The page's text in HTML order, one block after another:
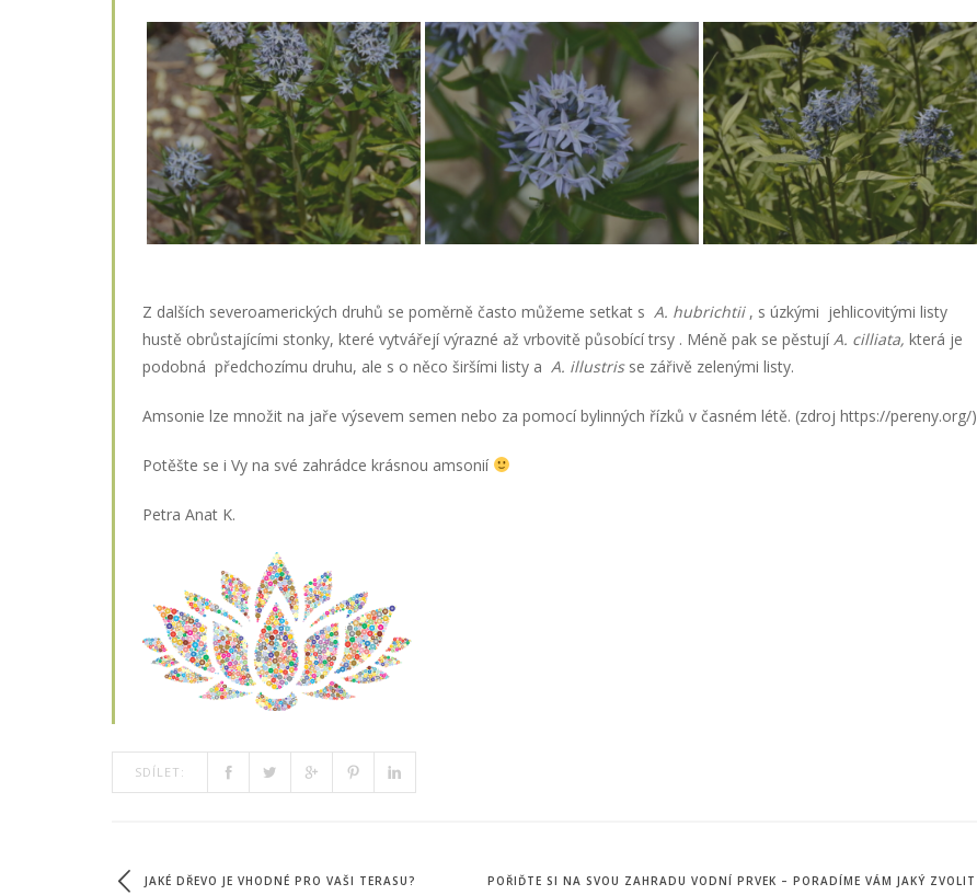
Z dalších severoamerických druhů se poměrně často můžeme setkat s A. hubrichtii, s úzkými jehlicovitými listy
hustě obrůstajícími stonky, které vytvářejí výrazné až vrbovitě působící trsy . Méně pak se pěstujíA. cilliata, která je
podobná předchozímu druhu, ale s o něco širšími listy a A. illustrisse zářivě zelenými listy.
Amsonie lze množit na jaře výsevem semen nebo za pomocí bylinných řízků v časném létě. (zdroj https://pereny.org/)
Potěšte se i Vy na své zahrádce krásnou amsonií
Petra Anat K.
SDÍLET:
JAKÉ DŘEVO JE VHODNÉ PRO VAŠI TERASU? POŘIĎTE SI NA SVOU ZAHRADU VODNÍ PRVEK – PORADÍME VÁM JAKÝ ZVOLIT